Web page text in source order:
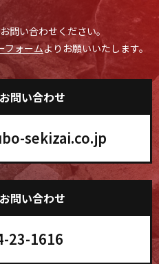
問い合わせください。
フォームよりお願いいたします。
問い合わせ
sekizai.co.jp
問い合わせ
23-1616